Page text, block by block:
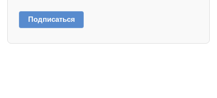
Подписаться